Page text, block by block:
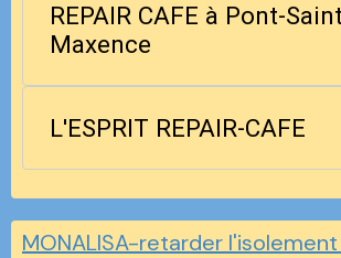
REPAIR CAFE à Pont-
Maxence
L'ESPRIT REPAIR-CAFE
MONALISA-retarder